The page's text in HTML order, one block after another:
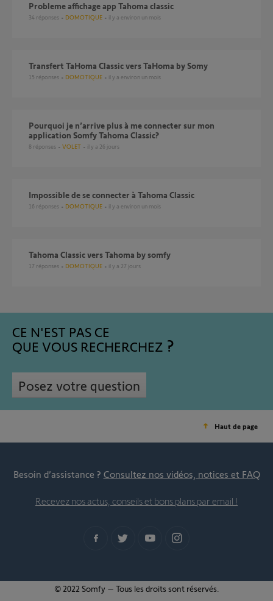
Probleme affichage app Tahoma classic
34 réponses DOMOTIQUE il y a environ un mois
Transfert TaHoma Classic vers TaHoma by Somy
15 réponses DOMOTIQUE il y a environ un mois
Pourquoi je n’arrive plus à me connecter sur mon
application Somfy Tahoma Classic?
8 réponses VOLET il y a 26 jours
Impossible de se connecter à Tahoma Classic
16 réponses DOMOTIQUE il y a environ un mois
Tahoma Classic vers Tahoma by somfy
17 réponses DOMOTIQUE il y a 27 jours
CE N'EST PAS CE
QUE VOUS RECHERCHEZ
Posez votre question
Haut de page
Besoin d’assistance ? Consultez nos vidéos, notices et FAQ
Recevez nos actus, conseils et bons plans par email !
© 2022 Somfy – Tous les droits sont réservés.